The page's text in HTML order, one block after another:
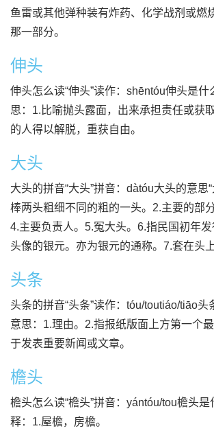
鱼雷或其他弹种装有炸药、化学战剂或燃
那一部分。
伸头
伸头怎么读“伸头”读作：shēntóu伸头是什
思：1.比喻抛头露面，出来承担责任或获
的人得以解脱，重获自由。
大头
大头的拼音“大头”拼音：dàtóu大头的意思
棒两头粗细不同的粗的一头。2.主要的部
4.主要负责人。5.冤大头。6.指民国初年
头像的银元。亦为银元的通称。7.套在头
头条
头条的拼音“头条”读作：tóu/toutiáo/tiāo头
意思：1.理由。2.指报纸版面上方第一个
于发表重要新闻或文章。
檐头
檐头怎么读“檐头”拼音：yántóu/tou檐头是
释：1.屋檐，房檐。